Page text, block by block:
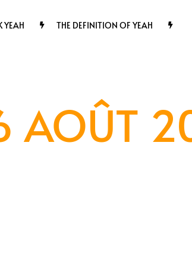
YEAH THE DEFINITION OF YEAH
AOÛT